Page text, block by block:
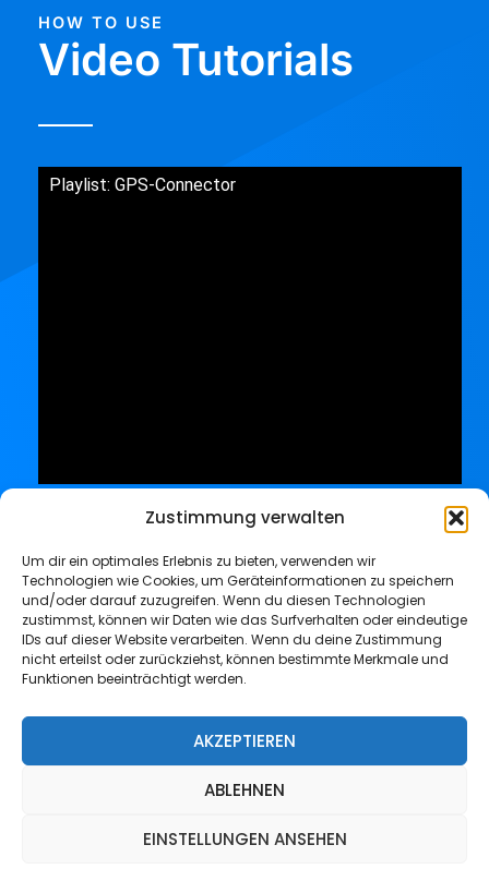
Zustimmung verwalten
Um dir ein optimales Erlebnis zu bieten, verwenden wir
Technologien wie Cookies, um Geräteinformationen zu speichern
und/oder darauf zuzugreifen. Wenn du diesen Technologien
zustimmst, können wir Daten wie das Surfverhalten oder eindeutige
IDs auf dieser Website verarbeiten. Wenn du deine Zustimmung
nicht erteilst oder zurückziehst, können bestimmte Merkmale und
Funktionen beeinträchtigt werden.
AKZEPTIEREN
ABLEHNEN
EINSTELLUNGEN ANSEHEN
HOW TO USE
Video Tutorials
Playlist: GPS-Connector
Impressum
Datenschutz